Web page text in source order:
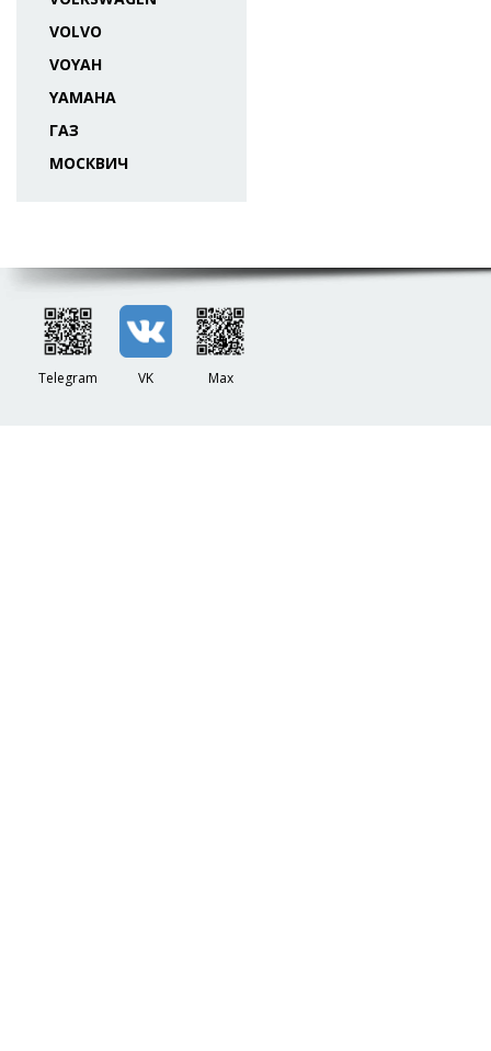
VOLVO
VOYAH
YAMAHA
ГАЗ
МОСКВИЧ
Telegram VK Max